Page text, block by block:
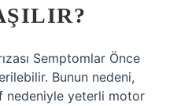
Semptomlar Önce
Bunun nedeni,
nedeniyle yeterli motor